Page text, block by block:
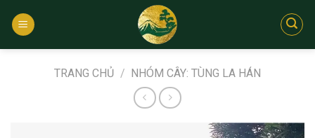
qua
TRANG CHỦ / NHÓM CÂY: TÙNG LA HÁN